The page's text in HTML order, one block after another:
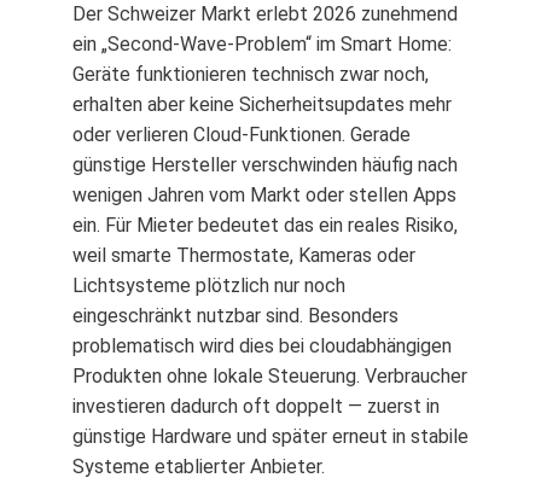
Der Schweizer Markt erlebt 2026 zunehmend
ein „Second-Wave-Problem“ im Smart Home:
Geräte funktionieren technisch zwar noch,
erhalten aber keine Sicherheitsupdates mehr
oder verlieren Cloud-Funktionen. Gerade
günstige Hersteller verschwinden häufig nach
wenigen Jahren vom Markt oder stellen Apps
ein. Für Mieter bedeutet das ein reales Risiko,
weil smarte Thermostate, Kameras oder
Lichtsysteme plötzlich nur noch
eingeschränkt nutzbar sind. Besonders
problematisch wird dies bei cloudabhängigen
Produkten ohne lokale Steuerung. Verbraucher
investieren dadurch oft doppelt — zuerst in
günstige Hardware und später erneut in stabile
Systeme etablierter Anbieter.